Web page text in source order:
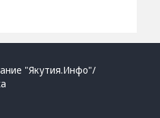
"Якутия.Инфо"/